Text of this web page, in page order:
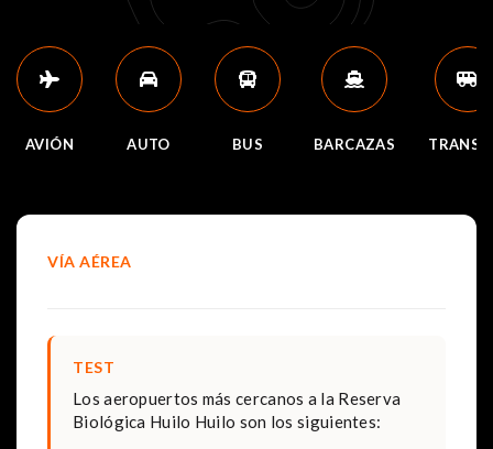
AVIÓN AUTO BUS BARCAZAS
VÍA AÉREA
TEST
Los aeropuertos más cercanos a la Reserva
Biológica Huilo Huilo son los siguientes: